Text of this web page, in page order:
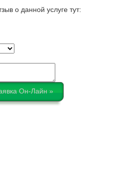
о данной услуге тут:
Он-Лайн »